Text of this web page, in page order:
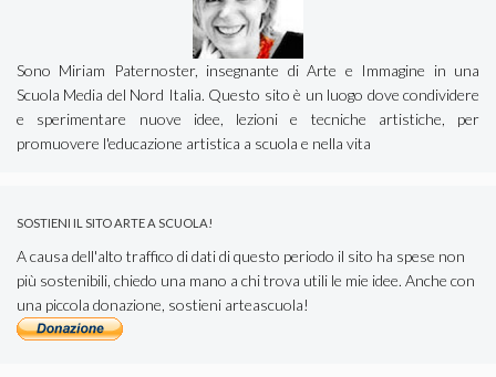
Sono Miriam Paternoster, insegnante di Arte e Immagine in una
Scuola Media del Nord Italia. Questo sito è un luogo dove condividere
e sperimentare nuove idee, lezioni e tecniche artistiche, per
promuovere l'educazione artistica a scuola e nella vita
SOSTIENI IL SITO ARTE A SCUOLA!
A causa dell'alto traffico di dati di questo periodo il sito ha spese non
più sostenibili, chiedo una mano a chi trova utili le mie idee. Anche con
una piccola donazione, sostieni arteascuola!